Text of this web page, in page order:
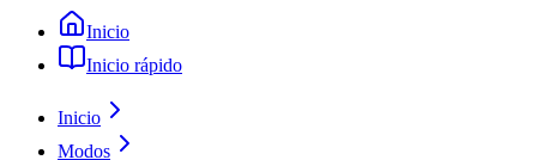
Inicio
Inicio rápido
Inicio
Modos